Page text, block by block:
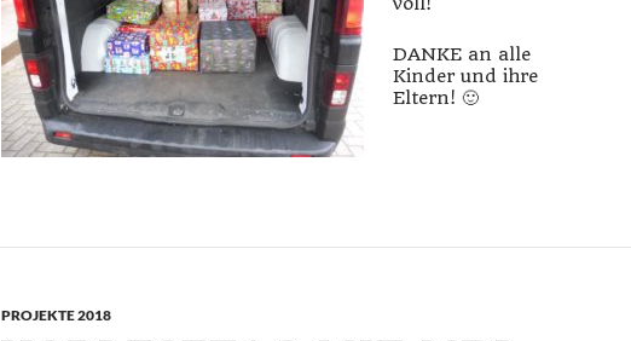
DANKE an alle
Kinder und ihre
Eltern! 🙂
PROJEKTE 2018